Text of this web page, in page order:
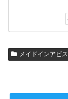
メイドインアビス